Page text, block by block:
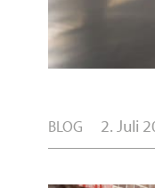
BLOG 2. Juli